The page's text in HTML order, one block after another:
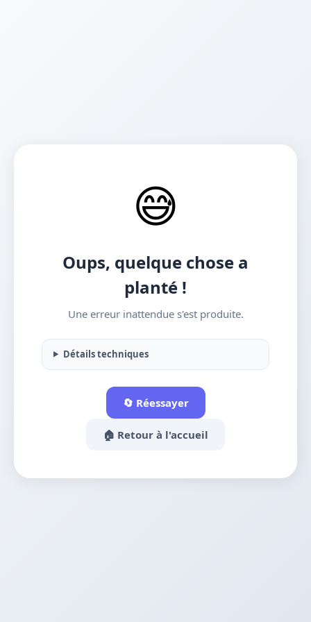
😅
Oups, quelque chose a
planté !
Une erreur inattendue s'est produite.
Détails techniques
🔄 Réessayer
🏠 Retour à l'accueil